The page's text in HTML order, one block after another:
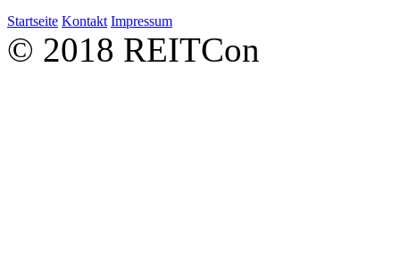
Startseite Kontakt Impressum
© 2018 REITCon